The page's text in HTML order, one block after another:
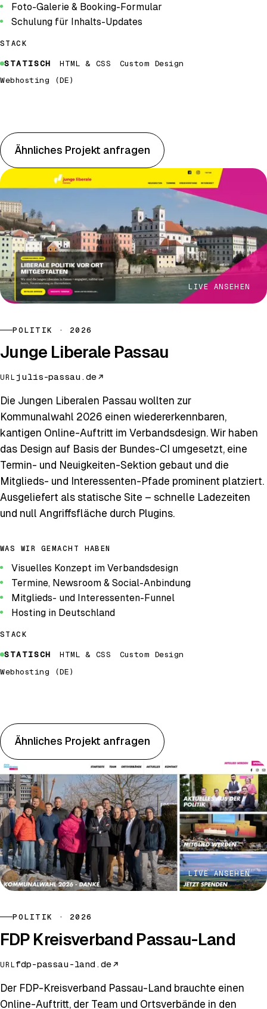
Foto-Galerie & Booking-Formular
Schulung für Inhalts-Updates
STACK
STATISCH HTML & CSS
Custom Design
Webhosting (DE)
Ähnliches Projekt anfragen
LIVE ANSEHEN
POLITIK · 2026
Junge Liberale Passau
URLjulis-passau.de
Die Jungen Liberalen Passau wollten zur
Kommunalwahl 2026 einen wiedererkennbaren,
kantigen Online-Auftritt im Verbandsdesign. Wir haben
das Design auf Basis der Bundes-CI umgesetzt, eine
Termin- und Neuigkeiten-Sektion gebaut und die
Mitglieds- und Interessenten-Pfade prominent platziert.
Ausgeliefert als statische Site – schnelle Ladezeiten
und null Angriffsfläche durch Plugins.
WAS WIR GEMACHT HABEN
Visuelles Konzept im Verbandsdesign
Termine, Newsroom & Social-Anbindung
Mitglieds- und Interessenten-Funnel
Hosting in Deutschland
STACK
STATISCH HTML & CSS
Custom Design
Webhosting (DE)
Ähnliches Projekt anfragen
LIVE ANSEHEN
POLITIK · 2026
FDP Kreisverband Passau-Land
URLfdp-passau-land.de
Der FDP-Kreisverband Passau-Land brauchte einen
Online-Auftritt, der Team und Ortsverbände in den